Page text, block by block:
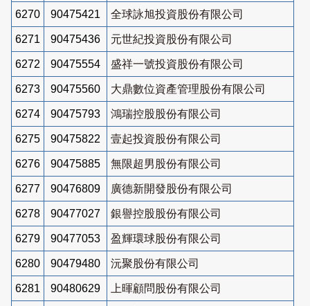
6270 90475421 全球詠旭投資股份有限公司
6271 90475436 元世紀投資股份有限公司
6272 90475554 盛祥一號投資股份有限公司
6273 90475560 大鼎數位資產管理股份有限公司
6274 90475793 鴻瑞控股股份有限公司
6275 90475822 壹起投資股份有限公司
6276 90475885 無限超男股份有限公司
6277 90476809 廣德新開發股份有限公司
6278 90477027 銀譽控股股份有限公司
6279 90477053 盈輝環球股份有限公司
6280 90479480 沅聚股份有限公司
6281 90480629 上暉顧問股份有限公司